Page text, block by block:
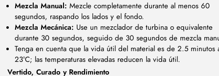
Mezcla Manual: Mezcle completamente durante al menos 60
segundos, raspando los lados y el fondo.
Mezcla Mecánica: Use un mezclador de turbina o equivalente
durante 30 segundos, seguido de 30 segundos de mezcla
Tenga en cuenta que la vida útil del material es de 2.5 minutos
23°C; las temperaturas elevadas reducen la vida útil.
Vertido, Curado y Rendimiento